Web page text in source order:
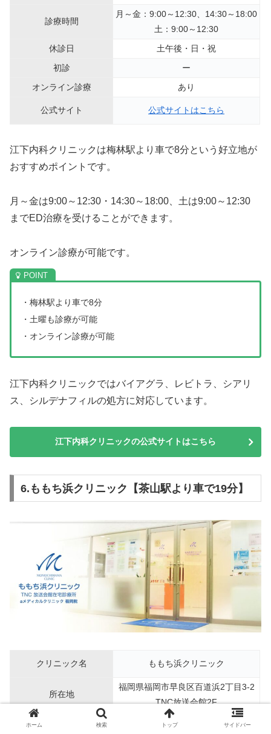
診療時間
月～金：9:00～12:30、14:30～18:00
土：9:00～12:30
休診日
土午後・日・祝
初診
ー
オンライン診療
あり
公式サイト 公式サイトはこちら
江下内科クリニックは梅林駅より車で8分という好立地が
おすすめポイントです。
月～金は9:00～12:30・14:30～18:00、土は9:00～12:30
までED治療を受けることができます。
オンライン診療が可能です。
・梅林駅より車で8分
・土曜も診療が可能
・オンライン診療が可能
江下内科クリニックではバイアグラ、レビトラ、シアリ
ス、シルデナフィルの処方に対応しています。
江下内科クリニックの公式サイトはこちら
6.ももち浜クリニック【茶山駅より車で19分】
クリニック名 ももち浜クリニック
所在地
福岡県福岡市早良区百道浜2丁目3-2
TNC放送会館2F
茶山駅より車で19分、駐車場あり
ホーム 検索 トップ サイドバー